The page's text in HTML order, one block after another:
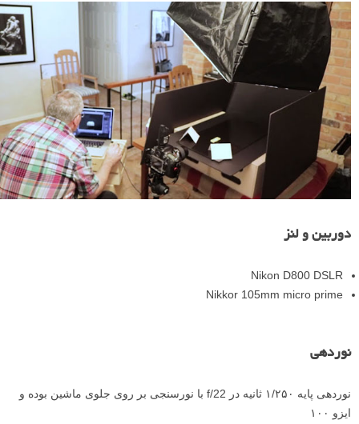
دوربین و لنز
Nikon D800 DSLR
Nikkor 105mm micro prime
نوردهی
نوردهی پایه ۱/۲۵۰ ثانیه در f/22 با نورسنجی بر روی جلوی ماشین بوده و
ایزو ۱۰۰